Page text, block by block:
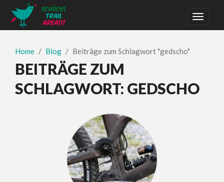
Home Blog Beiträge zum Schlagwort "gedscho"
BEITRÄGE ZUM
SCHLAGWORT: GEDSCHO